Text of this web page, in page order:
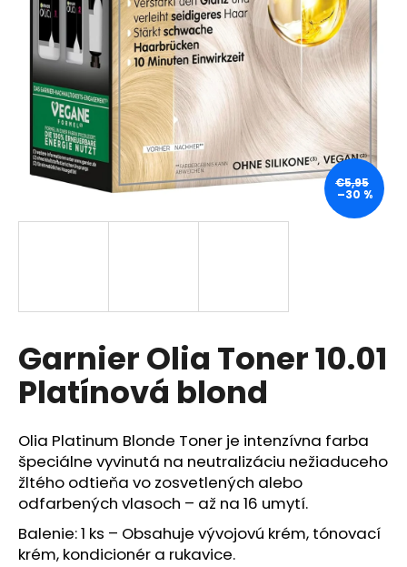
Garnier Olia Toner 10.01
Platínová blond
Olia Platinum Blonde Toner je intenzívna farba
špeciálne vyvinutá na neutralizáciu nežiaduceho
žltého odtieňa vo zosvetlených alebo
odfarbených vlasoch – až na 16 umytí.
Balenie: 1 ks – Obsahuje vývojovú krém, tónovací
krém, kondicionér a rukavice.
€5,95
–30 %
d
o
r
ú
č
a
m
e
NZ
DERMOCOSMETICS
ROSACEA